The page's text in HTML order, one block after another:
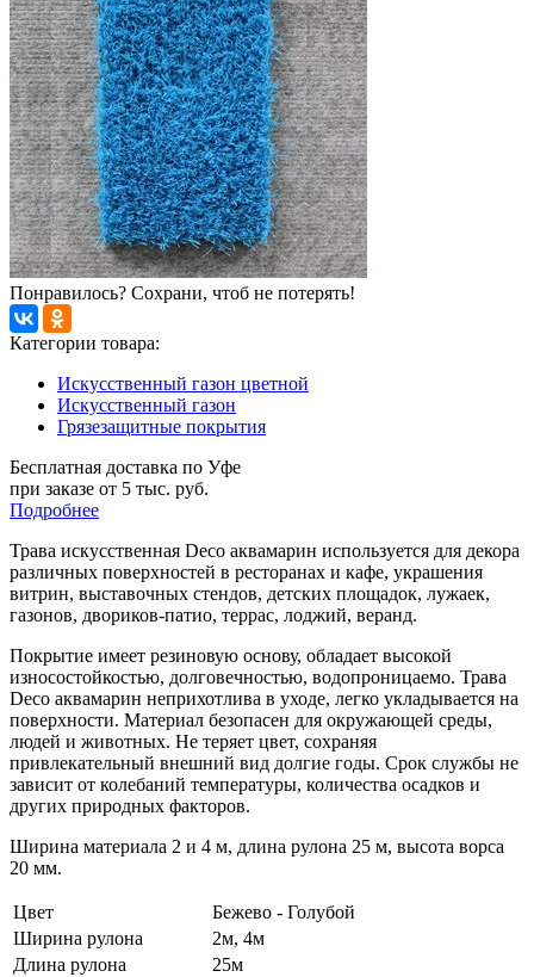
Понравилось? Сохрани, чтоб не потерять!
Категории товара:
Искусственный газон цветной
Искусственный газон
Грязезащитные покрытия
Бесплатная доставка по Уфе
при заказе от 5 тыс. руб.
Подробнее
Трава искусственная Deco аквамарин используется для декора
различных поверхностей в ресторанах и кафе, украшения
витрин, выставочных стендов, детских площадок, лужаек,
газонов, двориков-патио, террас, лоджий, веранд.
Покрытие имеет резиновую основу, обладает высокой
износостойкостью, долговечностью, водопроницаемо. Трава
Deco аквамарин неприхотлива в уходе, легко укладывается на
поверхности. Материал безопасен для окружающей среды,
людей и животных. Не теряет цвет, сохраняя
привлекательный внешний вид долгие годы. Срок службы не
зависит от колебаний температуры, количества осадков и
других природных факторов.
Ширина материала 2 и 4 м, длина рулона 25 м, высота ворса
20 мм.
Цвет
Бежево - Голубой
Ширина рулона
2м, 4м
Длина рулона
25м